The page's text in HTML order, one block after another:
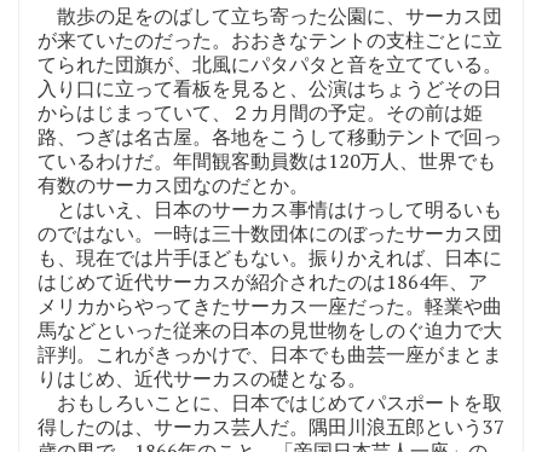
散歩の足をのばして立ち寄った公園に、サーカス団
が来ていたのだった。おおきなテントの支柱ごとに立
てられた団旗が、北風にパタパタと音を立てている。
入り口に立って看板を見ると、公演はちょうどその日
からはじまっていて、２カ月間の予定。その前は姫
路、つぎは名古屋。各地をこうして移動テントで回っ
ているわけだ。年間観客動員数は120万人、世界でも
有数のサーカス団なのだとか。
とはいえ、日本のサーカス事情はけっして明るいも
のではない。一時は三十数団体にのぼったサーカス団
も、現在では片手ほどもない。振りかえれば、日本に
はじめて近代サーカスが紹介されたのは1864年、ア
メリカからやってきたサーカス一座だった。軽業や曲
馬などといった従来の日本の見世物をしのぐ迫力で大
評判。これがきっかけで、日本でも曲芸一座がまとま
りはじめ、近代サーカスの礎となる。
おもしろいことに、日本ではじめてパスポートを取
得したのは、サーカス芸人だ。隅田川浪五郎という37